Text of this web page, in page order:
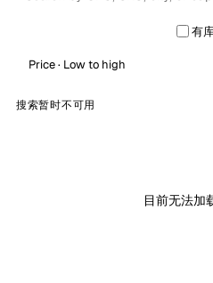
有
搜索暂时不可用
目前无法加